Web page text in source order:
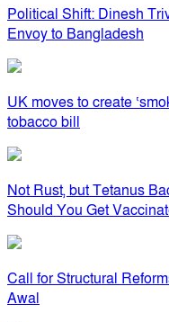
Political Shift: Dinesh
Envoy to Bangladesh
UK moves to create
tobacco bill
Not Rust, but Tetanus
Should You Get
Call for Structural
Awal